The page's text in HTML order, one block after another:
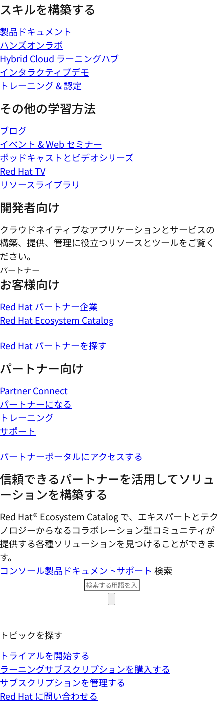
スキルを構築する
製品ドキュメント
ハンズオンラボ
Hybrid Cloud ラーニングハブ
インタラクティブデモ
トレーニング & 認定
その他の学習方法
ブログ
イベント & Web セミナー
ポッドキャストとビデオシリーズ
Red Hat TV
リソースライブラリ
開発者向け
クラウドネイティブなアプリケーションとサービスの
構築、提供、管理に役立つリソースとツールをご覧く
ださい。
パートナー
お客様向け
Red Hat パートナー企業
Red Hat Ecosystem Catalog
Red Hat パートナーを探す
パートナー向け
Partner Connect
パートナーになる
トレーニング
サポート
パートナーポータルにアクセスする
信頼できるパートナーを活用してソリュ
ーションを構築する
Red Hat® Ecosystem Catalog で、エキスパートとテク
ノロジーからなるコラボレーション型コミ​ュニティが
提供する各種ソリューションを見つけることができま
す。
コンソール製品ドキュメントサポート 検索
トピックを探す
トライアルを開始する
ラーニングサブスクリプションを購入する
サブスクリプションを管理する
Red Hat に問い合わせる